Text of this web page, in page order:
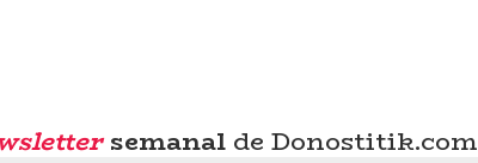
semanal de Donostitik.com